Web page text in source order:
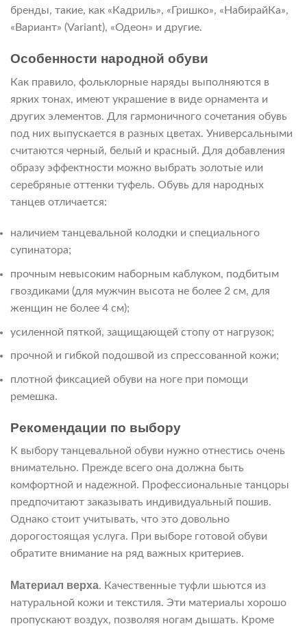
бренды, такие, как «Кадриль», «Гришко», «НабирайКа»,
«Вариант» (Variant), «Одеон» и другие.
Особенности народной обуви
Как правило, фольклорные наряды выполняются в
ярких тонах, имеют украшение в виде орнамента и
других элементов. Для гармоничного сочетания обувь
под них выпускается в разных цветах. Универсальными
считаются черный, белый и красный. Для добавления
образу эффектности можно выбрать золотые или
серебряные оттенки туфель. Обувь для народных
танцев отличается:
наличием танцевальной колодки и специального
супинатора;
прочным невысоким наборным каблуком, подбитым
гвоздиками (для мужчин высота не более 2 см, для
женщин не более 4 см);
усиленной пяткой, защищающей стопу от нагрузок;
прочной и гибкой подошвой из спрессованной кожи;
плотной фиксацией обуви на ноге при помощи
ремешка.
Рекомендации по выбору
К выбору танцевальной обуви нужно отнестись очень
внимательно. Прежде всего она должна быть
комфортной и надежной. Профессиональные танцоры
предпочитают заказывать индивидуальный пошив.
Однако стоит учитывать, что это довольно
дорогостоящая услуга. При выборе готовой обуви
обратите внимание на ряд важных критериев.
Материал верха. Качественные туфли шьются из
натуральной кожи и текстиля. Эти материалы хорошо
пропускают воздух, позволяя ногам дышать. Кроме